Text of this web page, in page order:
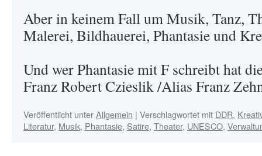
Aber in keinem Fall um Musik, Tanz,
Malerei, Bildhauerei, Phantasie und
Und wer Phantasie mit F schreibt hat
Franz Robert Czieslik /Alias Franz
Veröffentlicht unterAllgemein | Verschlagwortet mit DDR,
Literatur, Musik, Phantasie, Satire, Theater, UNESCO,